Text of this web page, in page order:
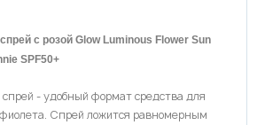
с розой Glow Luminous Flower Sun
SPF50+
- удобный формат средства для
Спрей ложится равномерным